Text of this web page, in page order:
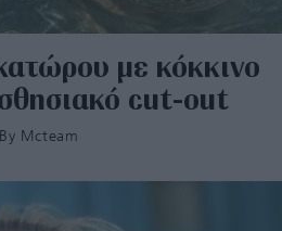
με κόκκινο
cut-out
By Mcteam